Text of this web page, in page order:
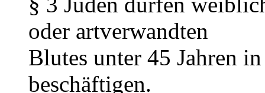
oder artverwandten
Blutes unter 45 Jahren
beschäftigen.